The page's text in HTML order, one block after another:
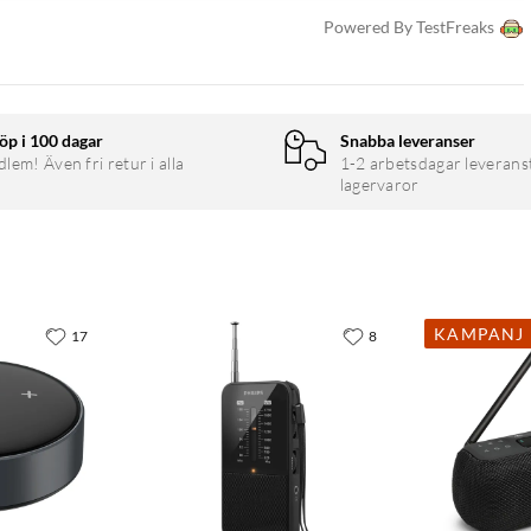
Powered By TestFreaks
i 100 dagar
Även fri retur i alla
Snabba leveranser
1-2 arbetsdagar
lagervaror
17 8 KAMPANJ